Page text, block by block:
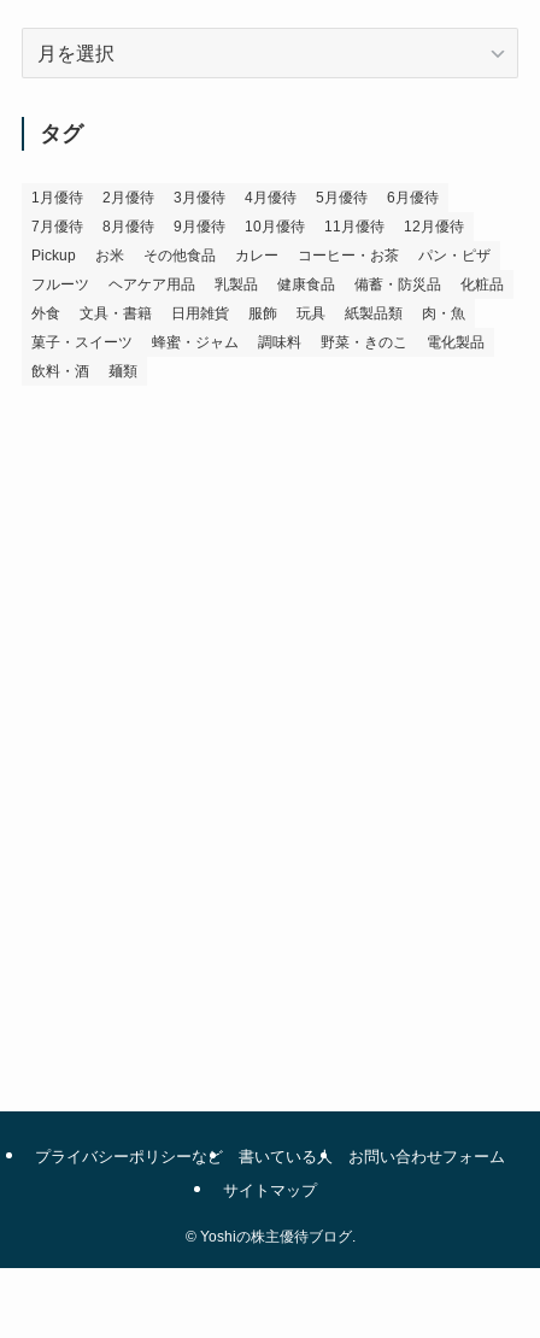
タグ
1月優待 2月優待 3月優待 4月優待 5月優待
6月優待
7月優待
8月優待 9月優待 10月優待 11月優待
12月優待
Pickup
お米 その他食品 カレー コーヒー・お茶
パン・ピザ
フルーツ
ヘアケア用品 乳製品 健康食品 備蓄・防災品
化粧品
外食
文具・書籍 日用雑貨 服飾 玩具 紙製品類
肉・魚
菓子・スイーツ
蜂蜜・ジャム 調味料 野菜・きのこ
電化製品
飲料・酒
麺類
プライバシーポリシーなど 書いている人
お問い合わせフォーム
サイトマップ
©Yoshiの株主優待ブログ.